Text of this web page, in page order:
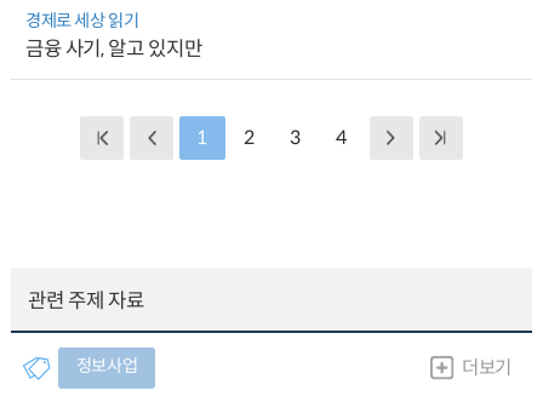
경제로 세상 읽기
금융 사기, 알고 있지만
1 2 3 4
관련 주제 자료
정보사업 더보기